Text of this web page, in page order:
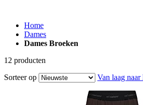
Home
Dames
Dames Broeken
12 producten
Sorteer op
Van laag naar